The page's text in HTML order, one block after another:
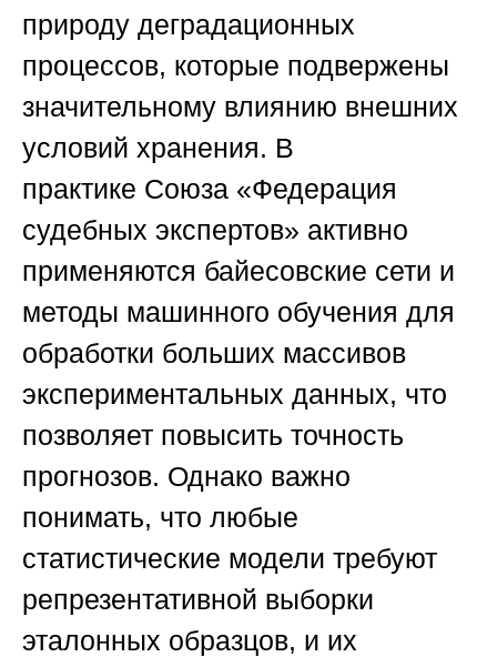
природу деградационных
процессов, которые подвержены
значительному влиянию внешних
условий хранения. В
практике Союза «Федерация
судебных экспертов» активно
применяются байесовские сети и
методы машинного обучения для
обработки больших массивов
экспериментальных данных, что
позволяет повысить точность
прогнозов. Однако важно
понимать, что любые
статистические модели требуют
репрезентативной выборки
эталонных образцов, и их